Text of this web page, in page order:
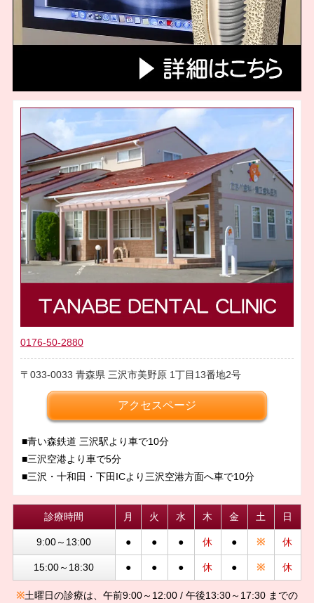
0176-50-2880
033-0033 青森県 三沢市美野原 1丁目13番地2号
アクセスページ
■青い森鉄道 三沢駅より車で10分
■三沢空港より車で5分
■三沢・十和田・下田ICより三沢空港方面へ車で10分
診療時間 月 火 水 木 金 土 日
9:00～13:00 ● ● ● 休 ● ※ 休
15:00～18:30 ● ● ● 休 ● ※ 休
※土曜日の診療は、午前9:00～12:00 / 午後13:30～17:30 までの